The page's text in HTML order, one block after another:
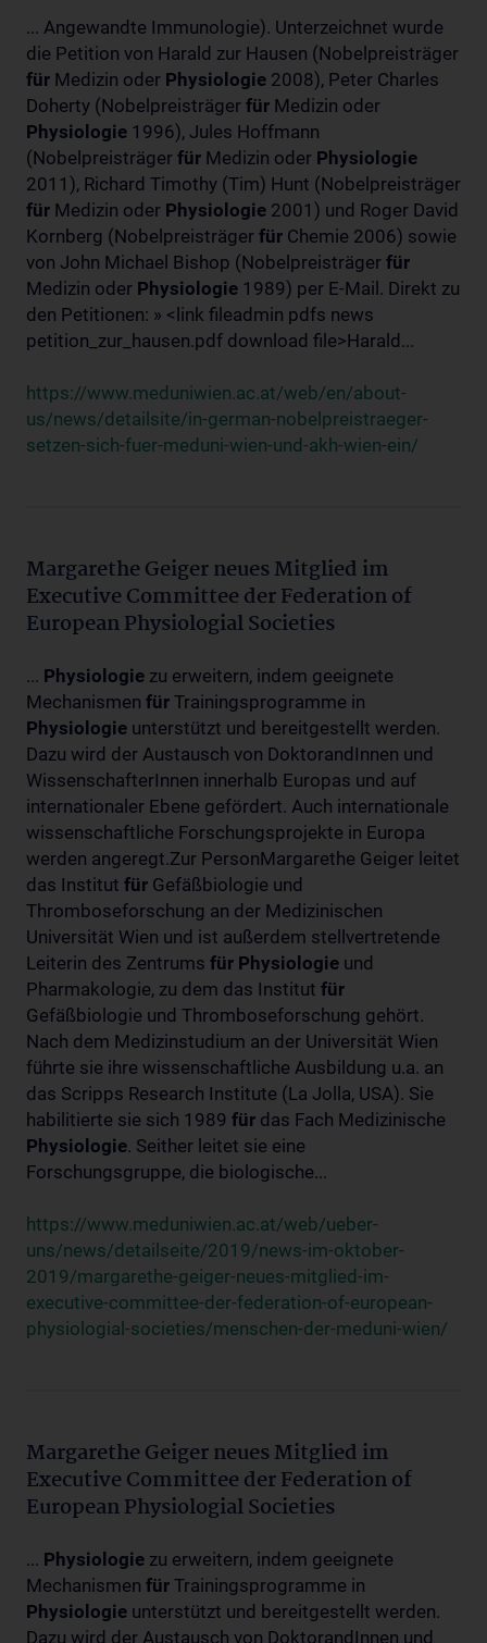
... Angewandte Immunologie). Unterzeichnet wurde
die Petition von Harald zur Hausen (Nobelpreisträger
für Medizin oder Physiologie 2008), Peter Charles
Doherty (Nobelpreisträger für Medizin oder
Physiologie 1996), Jules Hoffmann
(Nobelpreisträger für Medizin oder Physiologie
2011), Richard Timothy (Tim) Hunt (Nobelpreisträger
für Medizin oder Physiologie 2001) und Roger David
Kornberg (Nobelpreisträger für Chemie 2006) sowie
von John Michael Bishop (Nobelpreisträger für
Medizin oder Physiologie 1989) per E-Mail. Direkt zu
den Petitionen: » <link fileadmin pdfs news
petition_zur_hausen.pdf download file>Harald...
https://www.meduniwien.ac.at/web/en/about-
us/news/detailsite/in-german-nobelpreistraeger-
setzen-sich-fuer-meduni-wien-und-akh-wien-ein/
Margarethe Geiger neues Mitglied im
Executive Committee der Federation of
European Physiologial Societies
... Physiologie zu erweitern, indem geeignete
Mechanismen für Trainingsprogramme in
Physiologie unterstützt und bereitgestellt werden.
Dazu wird der Austausch von DoktorandInnen und
WissenschafterInnen innerhalb Europas und auf
internationaler Ebene gefördert. Auch internationale
wissenschaftliche Forschungsprojekte in Europa
werden angeregt.Zur PersonMargarethe Geiger leitet
das Institut für Gefäßbiologie und
Thromboseforschung an der Medizinischen
Universität Wien und ist außerdem stellvertretende
Leiterin des Zentrums für Physiologie und
Pharmakologie, zu dem das Institut für
Gefäßbiologie und Thromboseforschung gehört.
Nach dem Medizinstudium an der Universität Wien
führte sie ihre wissenschaftliche Ausbildung u.a. an
das Scripps Research Institute (La Jolla, USA). Sie
habilitierte sie sich 1989 für das Fach Medizinische
Physiologie. Seither leitet sie eine
Forschungsgruppe, die biologische...
https://www.meduniwien.ac.at/web/ueber-
uns/news/detailseite/2019/news-im-oktober-
2019/margarethe-geiger-neues-mitglied-im-
executive-committee-der-federation-of-european-
physiologial-societies/menschen-der-meduni-wien/
Margarethe Geiger neues Mitglied im
Executive Committee der Federation of
European Physiologial Societies
... Physiologie zu erweitern, indem geeignete
Mechanismen für Trainingsprogramme in
Physiologie unterstützt und bereitgestellt werden.
Dazu wird der Austausch von DoktorandInnen und